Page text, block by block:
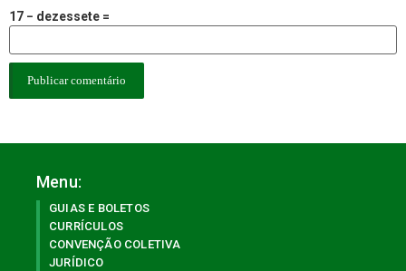
17 − dezessete =
Menu:
GUIAS E BOLETOS
CURRÍCULOS
CONVENÇÃO COLETIVA
JURÍDICO